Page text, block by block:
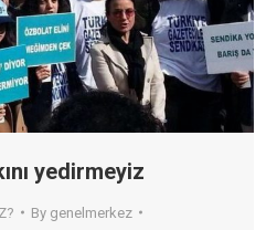
yedirmeyiz
By genelmerkez